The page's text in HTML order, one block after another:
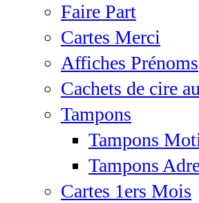
Faire Part
Cartes Merci
Affiches Prénoms
Cachets de cire
Tampons
Tampons
Tampons
Cartes 1ers Mois